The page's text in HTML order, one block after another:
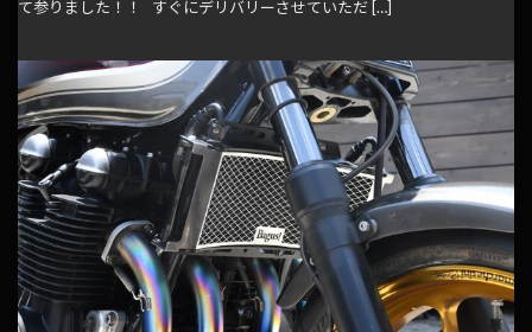
て参りました！！ すぐにデリバリーさせていただ […]